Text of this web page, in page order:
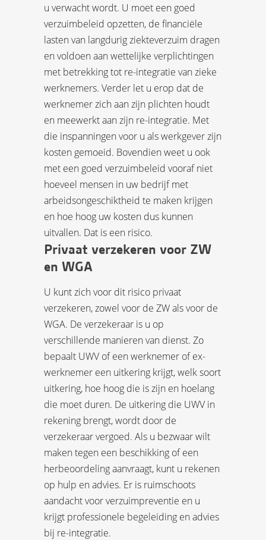
u verwacht wordt. U moet een goed
verzuimbeleid opzetten, de financiële
lasten van langdurig ziekteverzuim dragen
en voldoen aan wettelijke verplichtingen
met betrekking tot re-integratie van zieke
werknemers. Verder let u erop dat de
werknemer zich aan zijn plichten houdt
en meewerkt aan zijn re-integratie. Met
die inspanningen voor u als werkgever zijn
kosten gemoeid. Bovendien weet u ook
met een goed verzuimbeleid vooraf niet
hoeveel mensen in uw bedrijf met
arbeidsongeschiktheid te maken krijgen
en hoe hoog uw kosten dus kunnen
uitvallen. Dat is een risico.
Privaat verzekeren voor ZW
en WGA
U kunt zich voor dit risico privaat
verzekeren, zowel voor de ZW als voor de
WGA. De verzekeraar is u op
verschillende manieren van dienst. Zo
bepaalt UWV of een werknemer of ex-
werknemer een uitkering krijgt, welk soort
uitkering, hoe hoog die is zijn en hoelang
die moet duren. De uitkering die UWV in
rekening brengt, wordt door de
verzekeraar vergoed. Als u bezwaar wilt
maken tegen een beschikking of een
herbeoordeling aanvraagt, kunt u rekenen
op hulp en advies. Er is ruimschoots
aandacht voor verzuimpreventie en u
krijgt professionele begeleiding en advies
bij re-integratie.